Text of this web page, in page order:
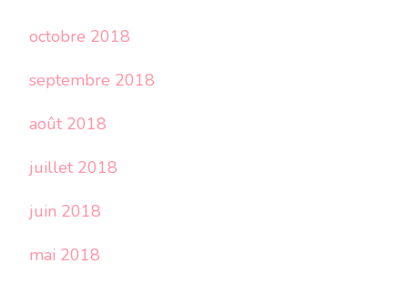
octobre 2018
septembre 2018
août 2018
juillet 2018
juin 2018
mai 2018